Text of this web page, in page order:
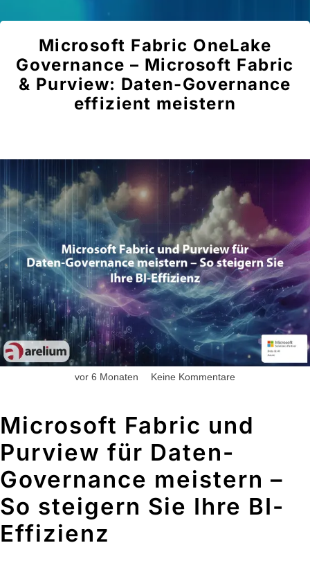
Microsoft Fabric OneLake
Governance – Microsoft Fabric
& Purview: Daten-Governance
effizient meistern
vor 6 Monaten Keine Kommentare
Microsoft Fabric und
Purview für Daten-
Governance meistern –
So steigern Sie Ihre BI-
Effizienz